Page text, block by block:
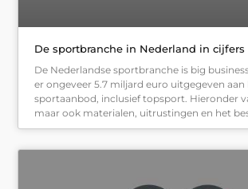
De sportbranche in Nederland in cijfers
De Nederlandse sportbranche is big
er ongeveer 5.7 miljard euro uitgegeven aan
sportaanbod, inclusief topsport. Hieronder
maar ook materialen, uitrustingen en het